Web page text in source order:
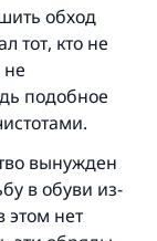
обход
тот, кто не
подобное
вынужден
в обуви из-
этом нет
и